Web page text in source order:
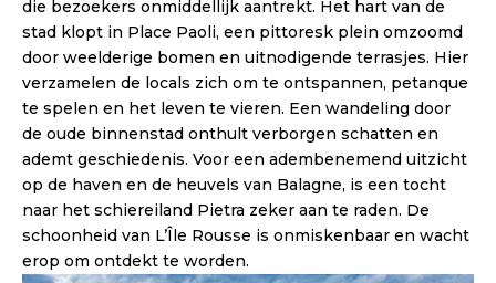
die bezoekers onmiddellijk aantrekt. Het hart van de
stad klopt in Place Paoli, een pittoresk plein omzoomd
door weelderige bomen en uitnodigende terrasjes. Hier
verzamelen de locals zich om te ontspannen, petanque
te spelen en het leven te vieren. Een wandeling door
de oude binnenstad onthult verborgen schatten en
ademt geschiedenis. Voor een adembenemend uitzicht
op de haven en de heuvels van Balagne, is een tocht
naar het schiereiland Pietra zeker aan te raden. De
schoonheid van L’Île Rousse is onmiskenbaar en wacht
erop om ontdekt te worden.